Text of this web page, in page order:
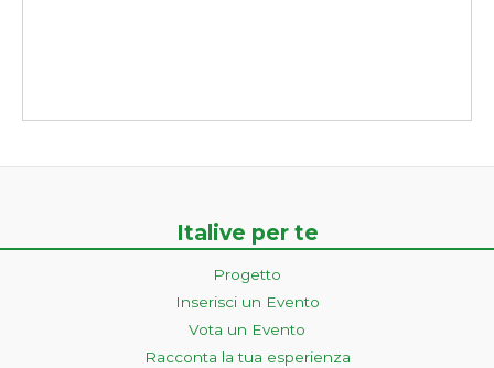
Italive per te
Progetto
Inserisci un Evento
Vota un Evento
Racconta la tua esperienza